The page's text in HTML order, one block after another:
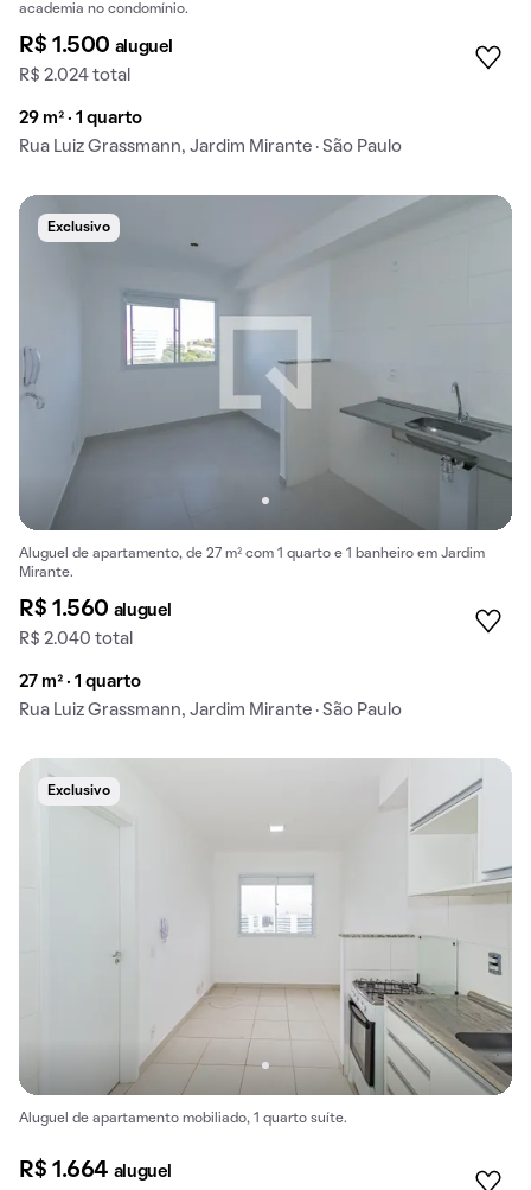
academia no condomínio.
R$ 1.500 aluguel
R$ 2.024 total
29 m² · 1 quarto
Rua Luiz Grassmann, Jardim Mirante · São Paulo
Exclusivo
Aluguel de apartamento, de 27 m² com 1 quarto e 1 banheiro em Jardim
Mirante.
R$ 1.560 aluguel
R$ 2.040 total
27 m² · 1 quarto
Rua Luiz Grassmann, Jardim Mirante · São Paulo
Exclusivo
Aluguel de apartamento mobiliado, 1 quarto suíte.
R$ 1.664 aluguel